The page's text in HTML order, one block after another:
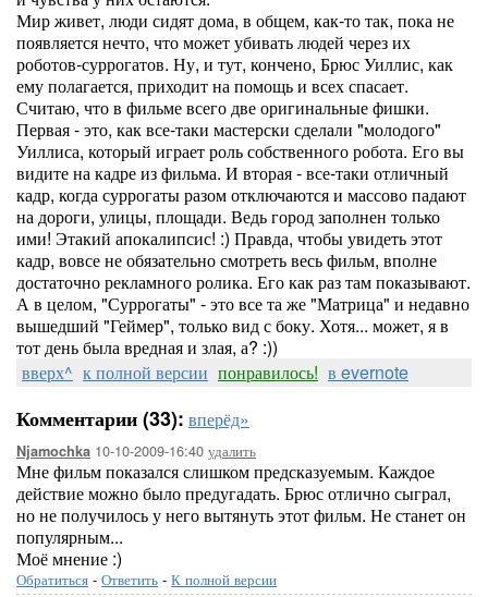
Мир живет, люди сидят дома, в общем, как-то так, пока не
появляется нечто, что может убивать людей через их
роботов-суррогатов. Ну, и тут, кончено, Брюс Уиллис, как
ему полагается, приходит на помощь и всех спасает.
Считаю, что в фильме всего две оригинальные фишки.
Первая - это, как все-таки мастерски сделали "молодого"
Уиллиса, который играет роль собственного робота. Его вы
видите на кадре из фильма. И вторая - все-таки отличный
кадр, когда суррогаты разом отключаются и массово падают
на дороги, улицы, площади. Ведь город заполнен только
ими! Этакий апокалипсис! :) Правда, чтобы увидеть этот
кадр, вовсе не обязательно смотреть весь фильм, вполне
достаточно рекламного ролика. Его как раз там показывают.
А в целом, "Суррогаты" - это все та же "Матрица" и недавно
вышедший "Геймер", только вид с боку. Хотя... может, я в
тот день была вредная и злая, а? :))
вверх^ к полной версии понравилось! в evernote
Комментарии (33): вперёд»
Njamochka 10-10-2009-16:40 удалить
Мне фильм показался слишком предсказуемым. Каждое
действие можно было предугадать. Брюс отлично сыграл,
но не получилось у него вытянуть этот фильм. Не станет он
популярным...
Моё мнение :)
Обратиться - Ответить - К полной версии